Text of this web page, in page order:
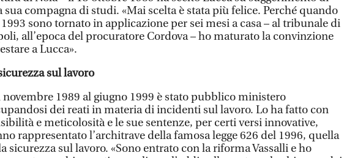
sua compagna di studi. «Mai scelta è stata più felice. Perché quando
sono tornato in applicazione per sei mesi a casa – al tribunale di
all’epoca del procuratore Cordova – ho maturato la convinzione
a Lucca».
sul lavoro
novembre 1989 al giugno 1999 è stato pubblico ministero
dei reati in materia di incidenti sul lavoro. Lo ha fatto con
e meticolosità e le sue sentenze, per certi versi innovative,
rappresentato l’architrave della famosa legge 626 del 1996, quella
sicurezza sul lavoro. «Sono entrato con la riforma Vassalli e ho